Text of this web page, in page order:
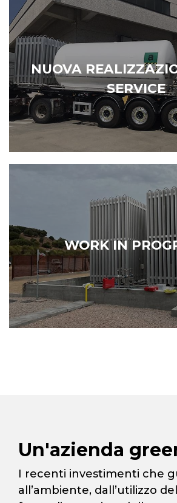
NUOVA
SERVICE
WORK IN
Un'azienda
I recenti investimenti che
all’ambiente, dall’utilizzo